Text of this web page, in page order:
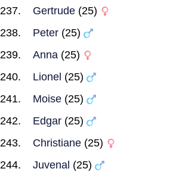
Gertrude (25)
Peter (25)
Anna (25)
Lionel (25)
Moise (25)
Edgar (25)
Christiane (25)
Juvenal (25)